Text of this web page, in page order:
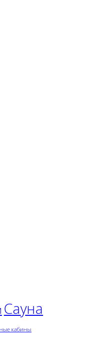
Сауна
кабины